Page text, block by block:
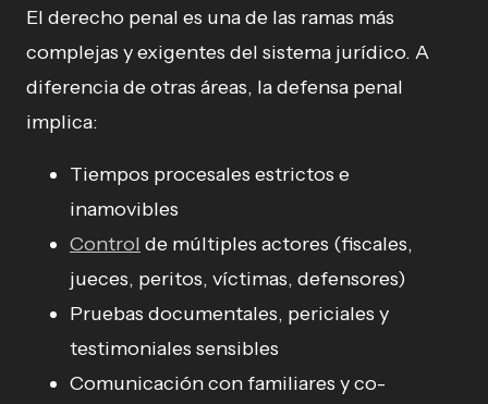
El derecho penal es una de las ramas más
complejas y exigentes del sistema jurídico. A
diferencia de otras áreas, la defensa penal
implica:
Tiempos procesales estrictos e
inamovibles
Control de múltiples actores (fiscales,
jueces, peritos, víctimas, defensores)
Pruebas documentales, periciales y
testimoniales sensibles
Comunicación con familiares y co-